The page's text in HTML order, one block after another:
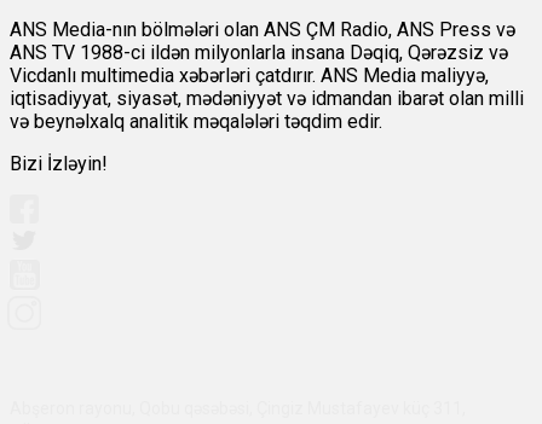
ANS Media-nın bölmələri olan ANS ÇM Radio, ANS Press və
ANS TV 1988-ci ildən milyonlarla insana Dəqiq, Qərəzsiz və
Vicdanlı multimedia xəbərləri çatdırır. ANS Media maliyyə,
iqtisadiyyat, siyasət, mədəniyyət və idmandan ibarət olan milli
və beynəlxalq analitik məqalələri təqdim edir.
Bizi İzləyin!